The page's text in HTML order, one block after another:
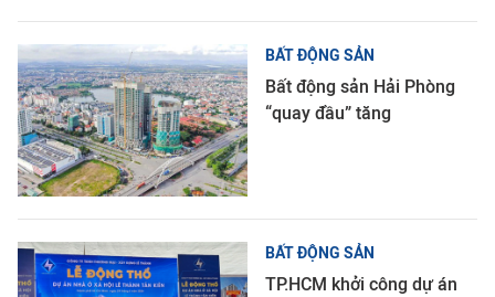
BẤT ĐỘNG SẢN
Bất động sản Hải Phòng
“quay đầu” tăng
BẤT ĐỘNG SẢN
TP.HCM khởi công dự án